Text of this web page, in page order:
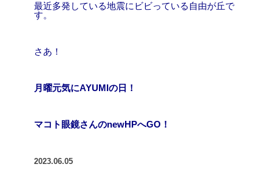
最近多発している地震にビビっている自由が丘で
す。
さあ！
月曜元気にAYUMIの日！
マコト眼鏡さんのnewHPへGO！
2023.06.05